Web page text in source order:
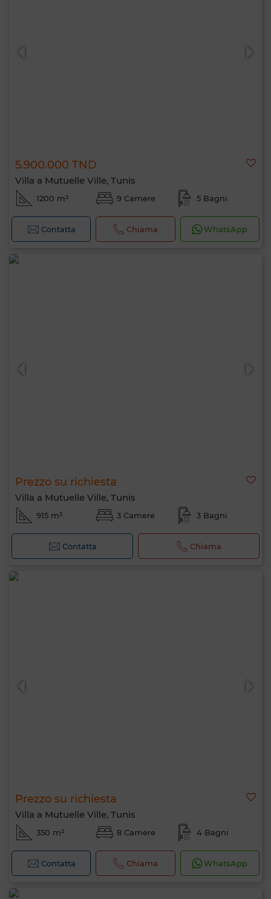
5.900.000 TND
Villa a Mutuelle Ville, Tunis
1200 m² 9 Camere 5 Bagni
Contatta Chiama WhatsApp
Prezzo su richiesta
Villa a Mutuelle Ville, Tunis
915 m² 3 Camere 3 Bagni
Contatta Chiama
Prezzo su richiesta
Villa a Mutuelle Ville, Tunis
350 m² 8 Camere 4 Bagni
Contatta Chiama WhatsApp